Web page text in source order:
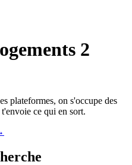
2
plateformes, on s'occupe des
ce qui en sort.